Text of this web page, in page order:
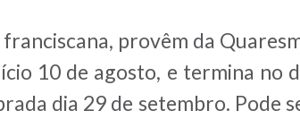
provêm da
10 de agosto, e termina no
dia 29 de setembro. Pode